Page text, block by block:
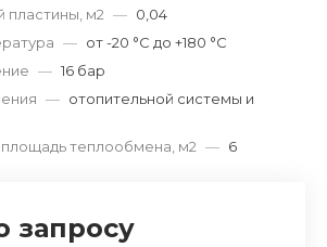
пластины, м2 — 0,04
— от -20 °С до +180 °С
— 16 бар
— отопительной системы и
теплообмена, м2 — 6
запросу